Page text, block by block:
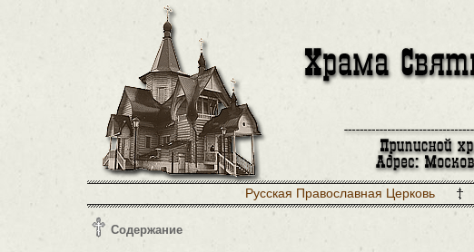
Русская Православная Церковь
Содержание